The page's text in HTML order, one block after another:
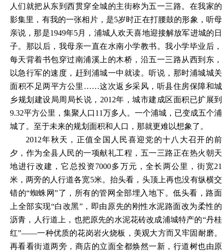
人们就把从东到西贯穿全城的主街称为五一三路。在我家的
影集里，有我的一张相片，是5岁时正在打腰鼓的形象，听母
亲说，那是1949年5月，浦城人欢天喜地迎接解放军进城的日
子。那以后，我母亲一直在水南小学教书。我小学毕业后，
每天背着书包穿过南浦溪上的木桥，沿五一三路从西到东，
以急行军的速度，赶到浦城一中就读。听说，那时浦城城关
面积不足两平方公里……这次返乡采风，听县住房保障和城
乡规划建设局周局长说，2012年，城市建成区面积已扩展到
9.32平方公里，集聚人口11万多人。一个浦城，已变成五个浦
城了。至于未来的规划面积和人口，那就更难以想象了。
2012年秋天，正值全国人民喜迎党的十八大召开的前
夕，作为全县人民的一项献礼工程，五一三路正在热火朝天
地进行改建，它总投资7000多万元，全长两公里，街宽21
米，两旁的人行道各宽5米。抬头看，头顶上再也没有纵横交
错的“蜘蛛网”了，所有的管网全部埋入地下。低头看，路面
上全部实现“白改黑”，即由原先的刚性水泥路面改为柔性的
沥青，人行道上，也把原先的水泥花砖改成浦城特产的“丹桂
红”——一种优质的花岗岩火烧板，美观大方而又牢固耐磨。
再看看街道两旁，商店的立面全都焕然一新，行道树也由原